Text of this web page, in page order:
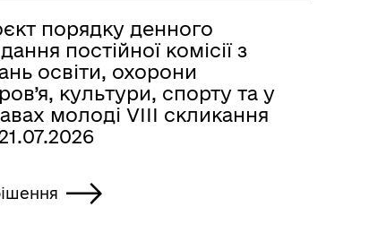
порядку денного
постійної комісії з
освіти, охорони
культури, спорту та у
молоді VIІI скликання